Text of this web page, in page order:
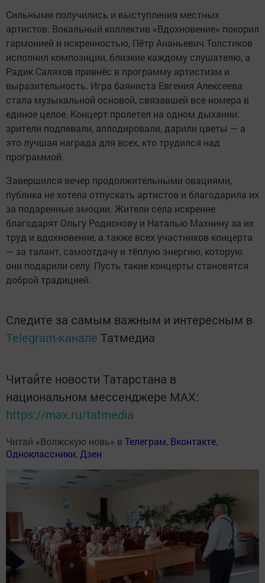
Сильными получились и выступления местных
артистов. Вокальный коллектив «Вдохновение» покорил
гармонией и искренностью, Пётр Ананьевич Толстиков
исполнил композиции, близкие каждому слушателю, а
Радик Саляхов привнёс в программу артистизм и
выразительность. Игра баяниста Евгения Алексеева
стала музыкальной основой, связавшей все номера в
единое целое. Концерт пролетел на одном дыхании:
зрители подпевали, аплодировали, дарили цветы — а
это лучшая награда для всех, кто трудился над
программой.
Завершился вечер продолжительными овациями,
публика не хотела отпускать артистов и благодарила их
за подаренные эмоции. Жители села искренне
благодарят Ольгу Родионову и Наталью Махнину за их
труд и вдохновение, а также всех участников концерта
— за талант, самоотдачу и тёплую энергию, которую
они подарили селу. Пусть такие концерты становятся
доброй традицией.
Следите за самым важным и интересным в
Telegram-канале Татмедиа
Читайте новости Татарстана в
национальном мессенджере MАХ:
https://max.ru/tatmedia
Читай «Волжскую новь» в Телеграм, Вконтакте,
Одноклассники, Дзен